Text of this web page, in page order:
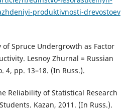
produktivnosti-drevostoev
of Spruce Undergrowth as Factor
Lesnoy Zhurnal = Russian
4, pp. 13–18. (In Russ.).
Reliability of Statistical Research
Kazan, 2011. (In Russ.).